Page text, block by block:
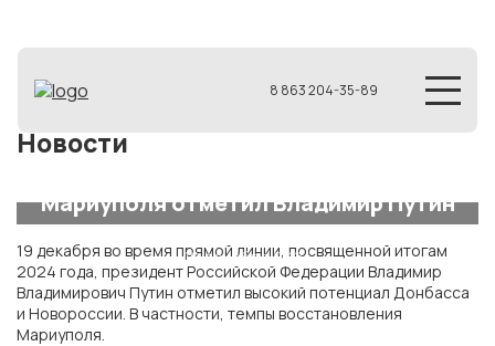
8 863 204-35-89
Новости
Мариуполя отметил Владимир Путин
19 декабря 2024
19 декабря во время прямой линии, посвященной итогам
2024 года, президент Российской Федерации Владимир
Владимирович Путин отметил высокий потенциал Донбасса
и Новороссии. В частности, темпы восстановления
Мариуполя.